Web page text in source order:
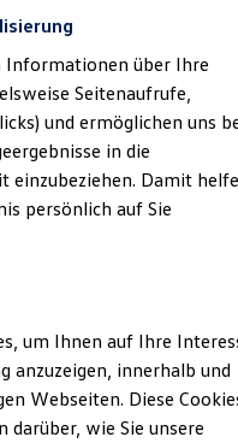
Volkswagen
Seite ist die Autohaus
Rechtliches)
Klosterlausnitz
Informationen über Ihre
Seitenaufrufe,
und ermöglichen uns
in die
einzubeziehen. Damit
persönlich auf Sie
um Ihnen auf Ihre
anzuzeigen, innerhalb und
Webseiten. Diese
wie Sie unsere